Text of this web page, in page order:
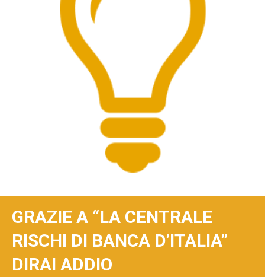
GRAZIE A “LA CENTRALE
RISCHI DI BANCA D’ITALIA”
DIRAI ADDIO